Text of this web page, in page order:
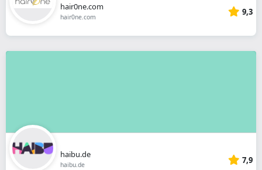
hair0ne.com
hair0ne.com 9,3
haibu.de
haibu.de 7,9